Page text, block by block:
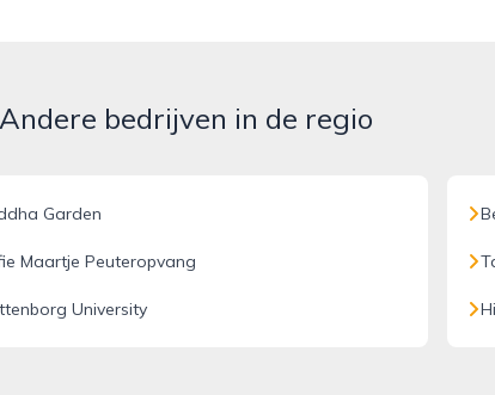
Andere bedrijven in de regio
Garden
Maartje Peuteropvang
University